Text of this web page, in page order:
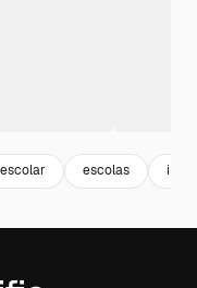
escolas